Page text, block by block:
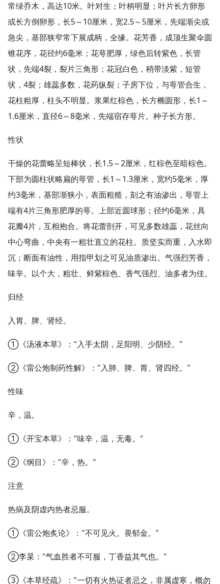
常绿乔木，高达10米。叶对生；叶柄明显；叶片长方卵形
或长方倒卵形，长5～10厘米，宽2.5～5厘米，先端渐尖或
急尖，基部狭窄常下展成柄，全缘。花芳香，成顶生聚伞圆
锥花序，花径约6毫米；花萼肥厚，绿色后转紫色，长管
状，先端4裂，裂片三角形；花冠白色，稍带淡紫，短管
状，4裂；雄蕊多数，花药纵裂；子房下位，与萼管合生，
花柱粗厚，柱头不明显。浆果红棕色，长方椭圆形，长1～
1.6厘米，直径6～8毫米，先端宿存萼片。种子长方形。
性状
干燥的花蕾略呈短棒状，长1.5～2厘米，红棕色至暗棕色。
下部为圆柱状略扁的萼管，长1～1.3厘米，宽约5毫米，厚
约3毫米，基部渐狭小，表面粗糙，刻之有油渗出，萼管上
端有4片三角形肥厚的萼。上部近圆球形；径约6毫米，具
花瓣4片，互相抱合。将花蕾剖开，可见多数雄蕊，花丝向
中心弯曲，中央有一粗壮直立的花柱。质坚实而重，入水即
沉；断面有油性，用指甲划之可见油质渗出。气强烈芳香，
味辛。以个大，粗壮、鲜紫棕色、香气强烈、油多者为佳。
归经
入胃、脾、肾经。
①《汤液本草》："入手太阴，足阳明、少阴经。"
②《雷公炮制药性解》："入肺、脾、胃、肾四经。"
性味
辛，温。
①《开宝本草》："味辛，温，无毒。"
②《纲目》："辛，热。"
注意
热病及阴虚内热者忌服。
①《雷公炮炙论》："不可见火。畏郁金。"
②李杲："气血胜者不可服，丁香益其气也。"
③《本草经疏》："一切有火热证者忌之，非属虚寒，概勿